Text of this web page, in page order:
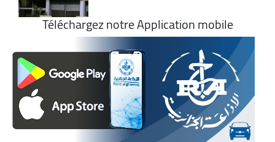
Téléchargez notre Application mobile